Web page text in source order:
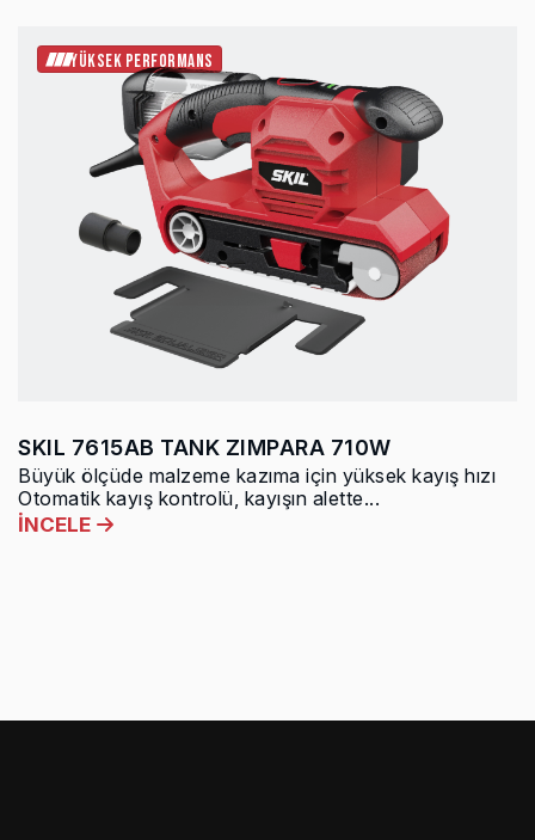
YÜKSEK PERFORMANS
SKIL 7615AB TANK ZIMPARA 710W
Büyük ölçüde malzeme kazıma için yüksek kayış hızı
Otomatik kayış kontrolü, kayışın alette...
İNCELE